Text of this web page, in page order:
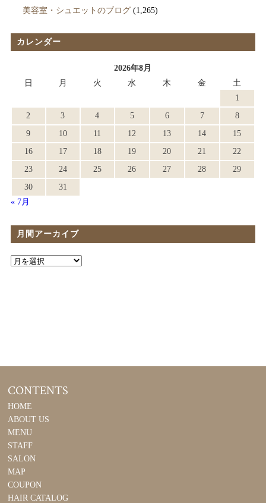
美容室・シュエットのブログ(1,265)
カレンダー
2026年8月
日
月 火 水 木 金
土
1
2
3 4 5 6 7
8
9
10 11 12 13 14
15
16
17 18 19 20 21
22
23
24 25 26 27 28
29
30
31
« 7月
月間アーカイブ
CONTENTS
HOME
ABOUT US
MENU
STAFF
SALON
MAP
COUPON
HAIR CATALOG